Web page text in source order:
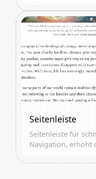
Seitenleiste
Seitenleiste für
Navigation, erhöht